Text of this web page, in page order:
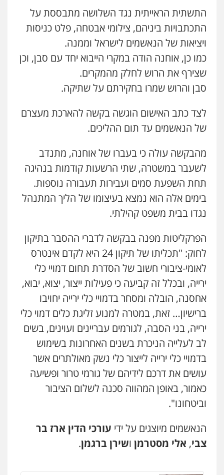
התשתית הראייתית נגד השלושה מתבססת על
התכתבויות ביניהם, צילומי אבטחה, פלט כניסות
ויציאות של הנאשמים לישראל וממנה.
כמו כן, אוחנה הודה במקרי הייבוא יחד עם סבן, וכן
שצירף את הרוש לחלק מהמקרים.
סבן והרוש שמרו בחקירתם על שתיקה.
לצד כתב האישום הוגשה בקשה להארכת מעצרם
של הנאשמים עד תום ההליכים.
מהבקשה עולה כי בעברו של אוחנה, מתנדב
לשעבר במשטרה, שתי הרשעות קודמות בנהיגה
תחת השפעת סמים ועבירות תעבורה נוספות.
בימים אלה הוא נמצא בעיצומו של הליך המתנהל
נגדו בבית משפט קהילתי.
הפרקליטות מפנה בבקשה לדברי ההסבר בתיקון
לחוק: "תכליתו של תיקון 24 היא לקדם אינטרס
לאומי-ציבורי חשוב של הסדרת תחום דמויי כלי
ירייה, ובכלל זה קביעה כי פעילות ייצור, יצוא, יבוא,
אחסנה, הובלה ומסחר בדמויי כלי ירייה יחויבו
ברישיון… זאת, במטרה למנוע זליגת כלים דמוי כלי
ירייה, בני הסבה, לגורמים עבריינים ועוינים, בשים
לב לעלייה הניכרת בשנים האחרונות בשימוש
בדמויי כלי ירייה לייצור כלי נשק מאולתרים אשר
עושים את דרכם לידיהם של גורמי טרור ופשיעה
כאמור, באופן המהווה סכנה לשלום הציבור
וביטחונו".
הנאשמים מיוצגים על ידי עורכי הדין ארז בר
צבי, אלי מסטרמן ושירן ברגמן.
עו"ד רונן בנדל
משפט פלילי פשיעה חמורה פלילי
כבריאן, מזר – משרד עורכי דין
מעצרים וחקירות
0543986802
פלילי עבירות תנועה צווארון לבן תעבורה
עורכי דין לענייני אסירים מעצרים וחקירות
0546470989
עו"ד אבי כהן
אלימות
סמים עבירות מין
ויקי שמואל – משרד עו"ד
פלילי משפט פלילי
0528959600
קורל קרוז – עורך דין פלילי
משפט פלילי
0545437431
עו"ד עלי סעדי
פלילי פשיעה חמורה ליווי וייצוג בחקירות
ומעצרים
עו"ד תומר בנישתי
פלילי מעצרים וחקירות צווארון לבן פשיעה
חמורה